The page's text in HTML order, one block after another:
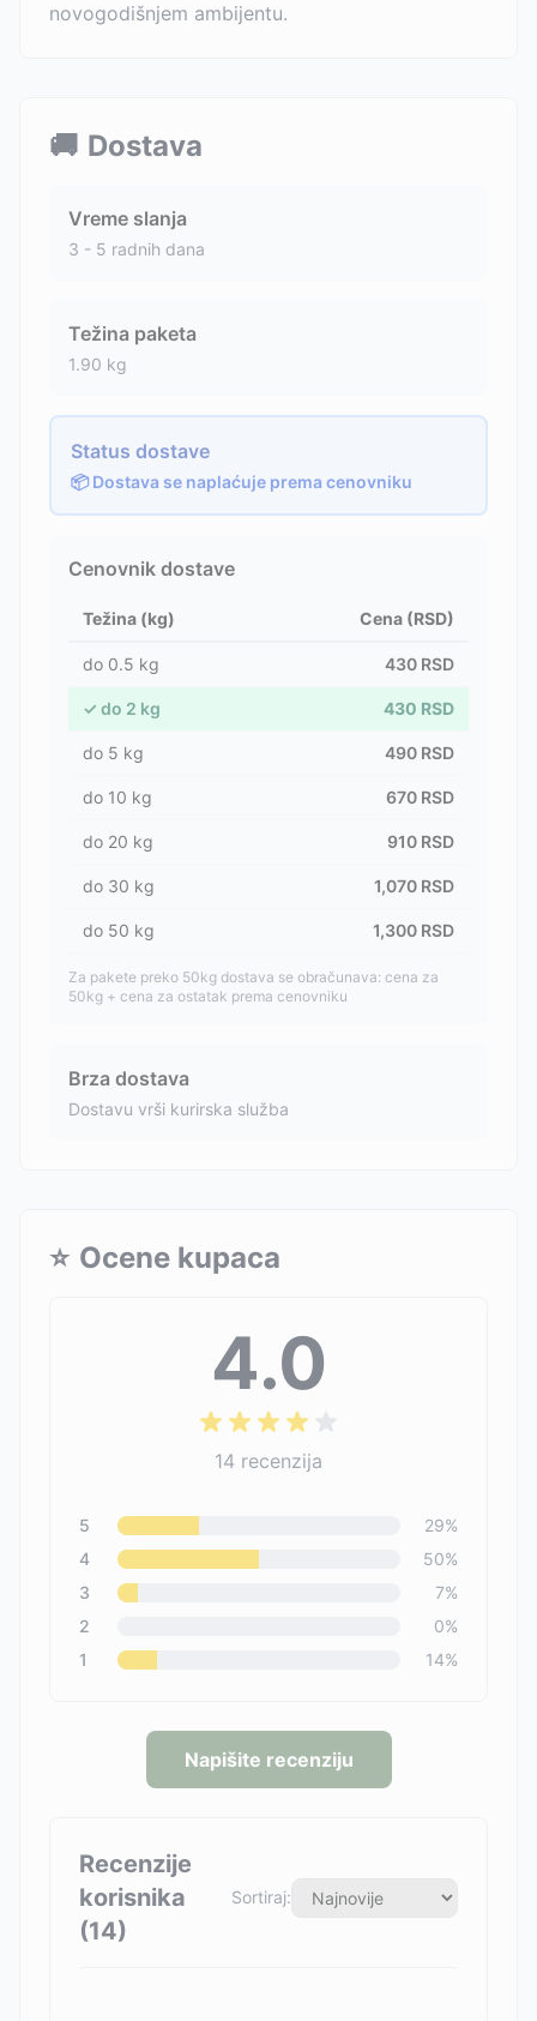
novogodišnjem ambijentu.
🚚 Dostava
Vreme slanja
3 - 5 radnih dana
Težina paketa
1.90 kg
Status dostave
📦 Dostava se naplaćuje prema cenovniku
Cenovnik dostave
Težina (kg) Cena (RSD)
do 0.5 kg 430 RSD
✓ do 2 kg 430 RSD
do 5 kg 490 RSD
do 10 kg 670 RSD
do 20 kg 910 RSD
do 30 kg 1,070 RSD
do 50 kg 1,300 RSD
Za pakete preko 50kg dostava se obračunava: cena za
50kg + cena za ostatak prema cenovniku
Brza dostava
Dostavu vrši kurirska služba
⭐ Ocene kupaca
4.0
14 recenzija
5 29%
4
50%
3
7%
2
0%
1
14%
Napišite recenziju
Recenzije
korisnika
(14)
Sortiraj: